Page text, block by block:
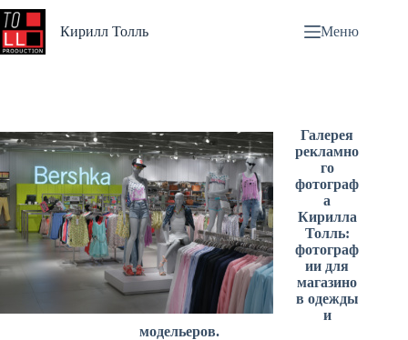
Перейти
к
Кирилл Толль Меню
Галерея
рекламно
го
фотограф
а
Кирилла
Толль:
фотограф
ии для
магазино
в одежды
и
модельеров.